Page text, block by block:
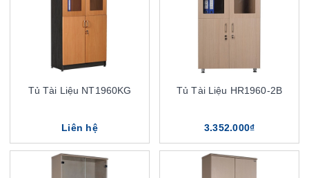
Tủ Tài Liệu NT1960KG
Liên hệ
Tủ Tài Liệu HR1960-2B
3.352.000₫